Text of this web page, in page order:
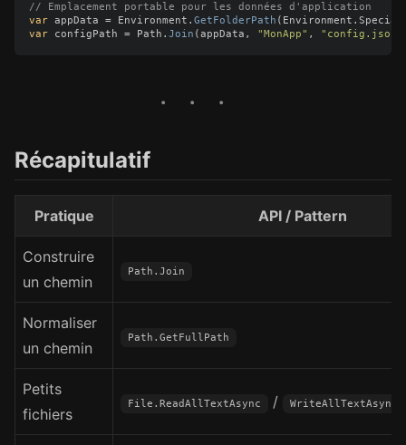
// Emplacement portable pour les données d'application
var appData = Environment . GetFolderPath ( Environment .
var
configPath = Path . Join ( appData , "MonApp" , "config.json"
Récapitulatif
Pratique API / Pattern
Construire
un chemin
Path.Join
Normaliser
un chemin
Path.GetFullPath
Petits
fichiers
File.ReadAllTextAsync / WriteAllTextAsync